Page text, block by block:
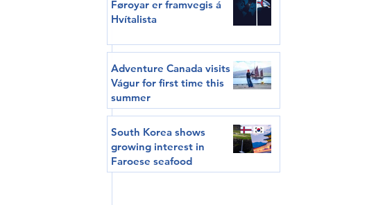
Føroyar er framvegis á
Hvítalista
Adventure Canada visits
Vágur for first time this
summer
South Korea shows
growing interest in
Faroese seafood